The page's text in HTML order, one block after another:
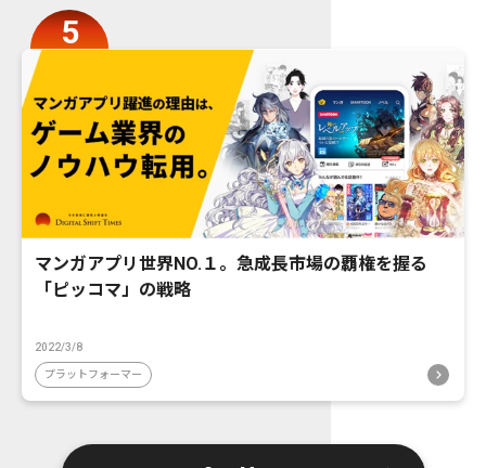
マンガアプリ世界NO.１。急成長市場の覇権を握る
「ピッコマ」の戦略
2022/3/8
プラットフォーマー